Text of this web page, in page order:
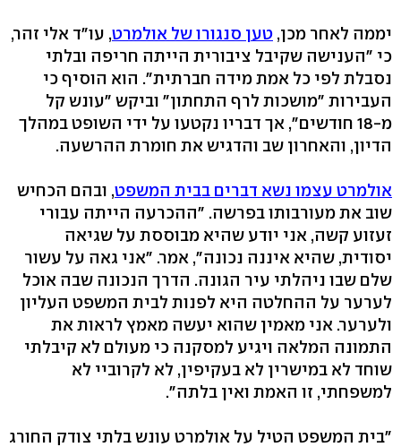
יממה לאחר מכן, טען סנגורו של אולמרט, עו"ד אלי זהר,
כי "הענישה שקיבל ציבורית הייתה חריפה ובלתי
נסבלת לפי כל אמת מידה חברתית". הוא הוסיף כי
העבירות "מושכות לרף התחתון" וביקש "עונש קל
מ-18 חודשים", אך דבריו נקטעו על ידי השופט במהלך
הדיון, והאחרון שב והדגיש את חומרת ההרשעה.
אולמרט עצמו נשא דברים בבית המשפט, ובהם הכחיש
שוב את מעורבותו בפרשה. "ההכרעה הייתה עבורי
זעזוע קשה, אני יודע שהיא מבוססת על שגיאה
יסודית, שהיא איננה נכונה", אמר. "אני גאה על עשור
שלם שבו ניהלתי עיר הגונה. הדרך הנכונה שבה אוכל
לערער על ההחלטה היא לפנות לבית המשפט העליון
ולערער. אני מאמין שהוא יעשה מאמץ לראות את
התמונה המלאה ויגיע למסקנה כי מעולם לא קיבלתי
שוחד לא במישרין לא בעקיפין, לא לקרוביי לא
למשפחתי, זו האמת ואין בלתה".
"בית המשפט הטיל על אולמרט עונש בלתי צודק החורג